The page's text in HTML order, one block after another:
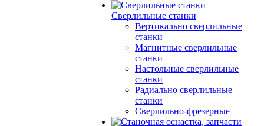
Сверлильные станки
Вертикально сверлильные
станки
Магнитные сверлильные
станки
Настольные сверлильные
станки
Радиально сверлильные
станки
Сверлильно-фрезерные